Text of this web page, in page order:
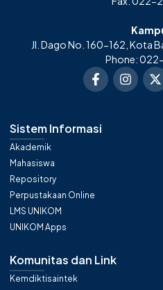
Jl. Dago No. 160-162, Kota
Phone:
Sistem Informasi
Akademik
Mahasiswa
Repository
Perpustakaan Online
LMS UNIKOM
UNIKOM Apps
Komunitas dan Link
Kemdiktisaintek